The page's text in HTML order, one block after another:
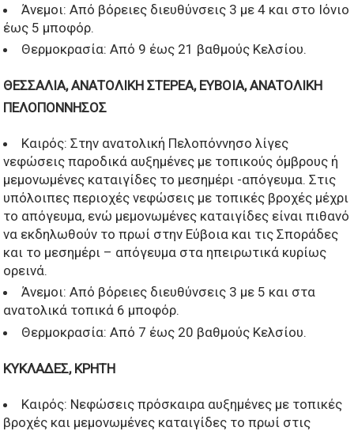
Άνεμοι: Από βόρειες διευθύνσεις 3 με 4 και στο Ιόνιο
έως 5 μποφόρ.
Θερμοκρασία: Από 9 έως 21 βαθμούς Κελσίου.
ΘΕΣΣΑΛΙΑ, ΑΝΑΤΟΛΙΚΗ ΣΤΕΡΕΑ, ΕΥΒΟΙΑ, ΑΝΑΤΟΛΙΚΗ
ΠΕΛΟΠΟΝΝΗΣΟΣ
Καιρός: Στην ανατολική Πελοπόννησο λίγες
νεφώσεις παροδικά αυξημένες με τοπικούς όμβρους ή
μεμονωμένες καταιγίδες το μεσημέρι -απόγευμα. Στις
υπόλοιπες περιοχές νεφώσεις με τοπικές βροχές μέχρι
το απόγευμα, ενώ μεμονωμένες καταιγίδες είναι πιθανό
να εκδηλωθούν το πρωί στην Εύβοια και τις Σποράδες
και το μεσημέρι – απόγευμα στα ηπειρωτικά κυρίως
ορεινά.
Άνεμοι: Από βόρειες διευθύνσεις 3 με 5 και στα
ανατολικά τοπικά 6 μποφόρ.
Θερμοκρασία: Από 7 έως 20 βαθμούς Κελσίου.
ΚΥΚΛΑΔΕΣ, ΚΡΗΤΗ
Καιρός: Νεφώσεις πρόσκαιρα αυξημένες με τοπικές
βροχές και μεμονωμένες καταιγίδες το πρωί στις